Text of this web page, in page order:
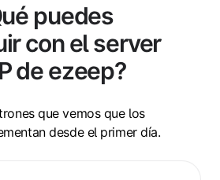
puedes
con el server
de ezeep?
que vemos que los
desde el primer día.